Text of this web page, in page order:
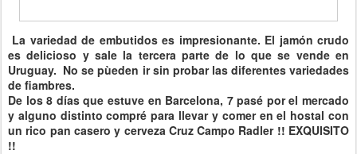
La variedad de embutidos es impresionante. El jamón crudo
es delicioso y sale la tercera parte de lo que se vende en
Uruguay. No se pùeden ir sin probar las diferentes variedades
de fiambres.
De los 8 días que estuve en Barcelona, 7 pasé por el mercado
y alguno distinto compré para llevar y comer en el hostal con
un rico pan casero y cerveza Cruz Campo Radler !! EXQUISITO
!!